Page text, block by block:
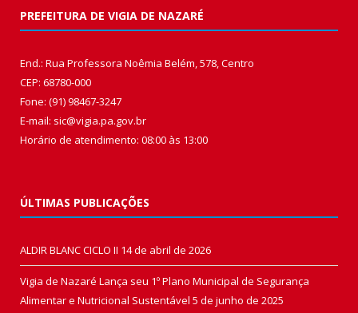
PREFEITURA DE VIGIA DE NAZARÉ
End.: Rua Professora Noêmia Belém, 578, Centro
CEP: 68780-000
Fone: (91) 98467-3247
E-mail: sic@vigia.pa.gov.br
Horário de atendimento: 08:00 às 13:00
ÚLTIMAS PUBLICAÇÕES
ALDIR BLANC CICLO II 14 de abril de 2026
Vigia de Nazaré Lança seu 1º Plano Municipal de Segurança
Alimentar e Nutricional Sustentável 5 de junho de 2025